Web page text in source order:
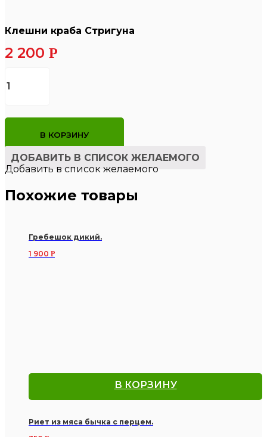
Клешни краба Стригуна
2 200 Р
товара
Стригуна
В КОРЗИНУ
ДОБАВИТЬ В СПИСОК ЖЕЛАЕМОГО
Добавить в список желаемого
Похожие товары
Гребешок дикий.
1 900 Р
В КОРЗИНУ
Риет из мяса бычка с перцем.